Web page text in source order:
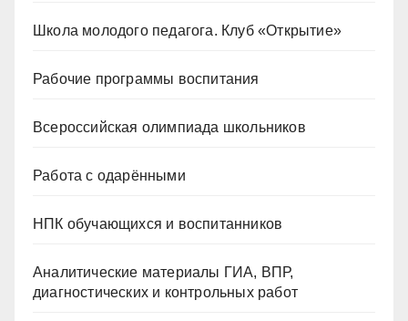
Школа молодого педагога. Клуб «Открытие»
Рабочие программы воспитания
Всероссийская олимпиада школьников
Работа с одарёнными
НПК обучающихся и воспитанников
Аналитические материалы ГИА, ВПР,
диагностических и контрольных работ